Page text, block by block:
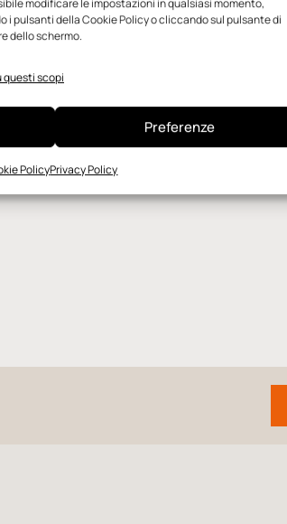
modificare le impostazioni in qualsiasi momento,
i pulsanti della Cookie Policy o cliccando sul pulsante di
dello schermo.
questi scopi
Preferenze
PolicyPrivacy Policy